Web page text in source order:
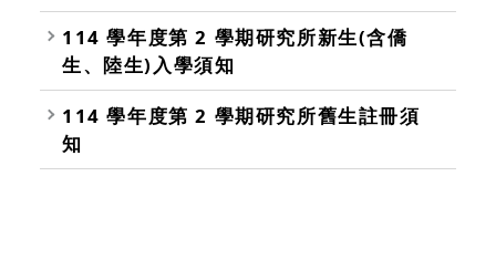
114 學年度第 2 學期研究所新生(含僑
生、陸生)入學須知
114 學年度第 2 學期研究所舊生註冊須
知